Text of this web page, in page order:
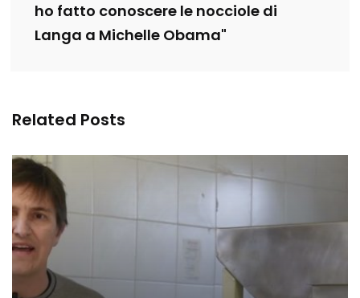
ho fatto conoscere le nocciole di
Langa a Michelle Obama"
Related Posts